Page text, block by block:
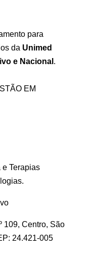
para
da Unimed
e Nacional .
EM
e Terapias
109, Centro, São
24.421-005